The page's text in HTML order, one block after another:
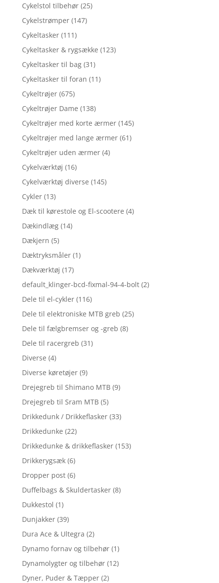
Cykelstol tilbehør (25)
Cykelstrømper (147)
Cykeltasker (111)
Cykeltasker & rygsække (123)
Cykeltasker til bag (31)
Cykeltasker til foran (11)
Cykeltrøjer (675)
Cykeltrøjer Dame (138)
Cykeltrøjer med korte ærmer (145)
Cykeltrøjer med lange ærmer (61)
Cykeltrøjer uden ærmer (4)
Cykelværktøj (16)
Cykelværktøj diverse (145)
Cykler (13)
Dæk til kørestole og El-scootere (4)
Dækindlæg (14)
Dækjern (5)
Dæktryksmåler (1)
Dækværktøj (17)
default_klinger-bcd-fixmal-94-4-bolt (2)
Dele til el-cykler (116)
Dele til elektroniske MTB greb (25)
Dele til fælgbremser og -greb (8)
Dele til racergreb (31)
Diverse (4)
Diverse køretøjer (9)
Drejegreb til Shimano MTB (9)
Drejegreb til Sram MTB (5)
Drikkedunk / Drikkeflasker (33)
Drikkedunke (22)
Drikkedunke & drikkeflasker (153)
Drikkerygsæk (6)
Dropper post (6)
Duffelbags & Skuldertasker (8)
Dukkestol (1)
Dunjakker (39)
Dura Ace & Ultegra (2)
Dynamo fornav og tilbehør (1)
Dynamolygter og tilbehør (12)
Dyner, Puder & Tæpper (2)